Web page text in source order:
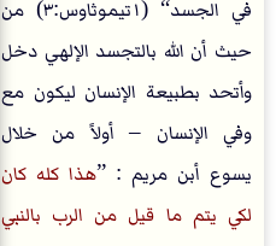
في الجسد“ (١تيموثاوس:٣) من
حيث أن الله بالتجسد الإلهي دخل
وأتحد بطبيعة الإنسان ليكون مع
وفي الإنسان – أولاً من خلال
يسوع أبن مريم : ”هذا كله كان
لكي يتم ما قيل من الرب بالنبي